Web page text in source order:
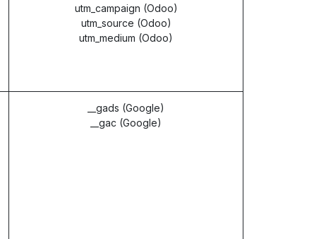
utm_campaign (Odoo)
utm_source (Odoo)
utm_medium (Odoo)
__gads (Google)
__gac (Google)